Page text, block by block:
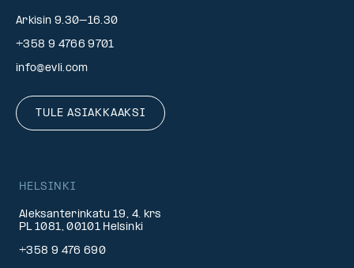
Arkisin 9.30–16.30
+358 9 4766 9701
info@evli.com
TULE ASIAKKAAKSI
HELSINKI
Aleksanterinkatu 19, 4. krs
PL 1081, 00101 Helsinki
+358 9 476 690